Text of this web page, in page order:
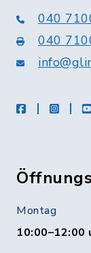
040
040
facebook
Montag
10:00–12:00